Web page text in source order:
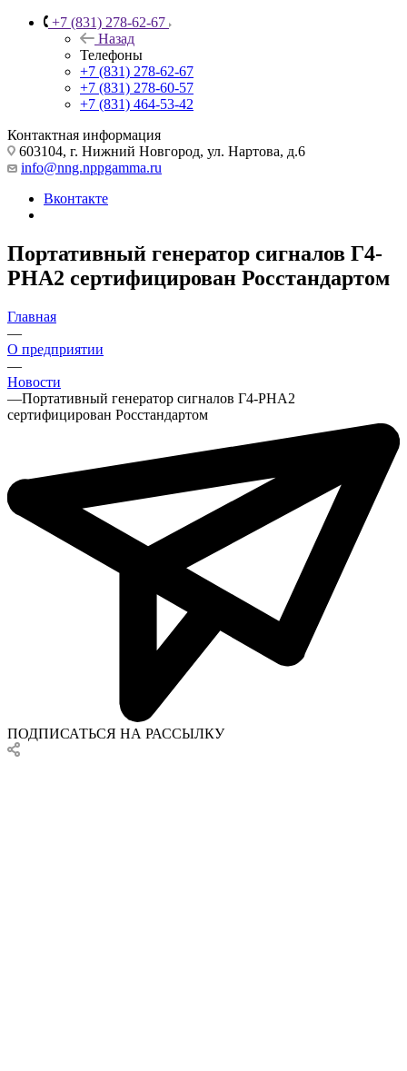
+7 (831) 278-62-67
Назад
Телефоны
+7 (831) 278-62-67
+7 (831) 278-60-57
+7 (831) 464-53-42
Контактная информация
603104, г. Нижний Новгород, ул. Нартова, д.6
info@nng.nppgamma.ru
Вконтакте
Портативный генератор сигналов Г4-
РНА2 сертифицирован Росстандартом
Главная
—
О предприятии
—
Новости
—Портативный генератор сигналов Г4-РНА2
сертифицирован Росстандартом
ПОДПИСАТЬСЯ НА РАССЫЛКУ